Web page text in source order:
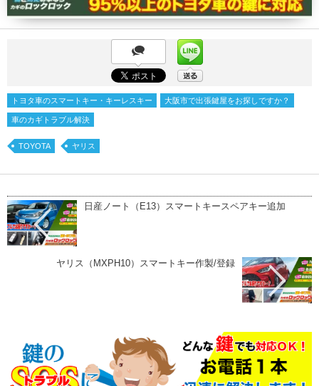
トヨタ車のスマートキー・キーレスキー 大阪市で出張鍵屋をお探しですか？
車のカギトラブル解決
TOYOTA ヤリス
日産ノート（E13）スマートキースペアキー追加
ヤリス（MXPH10）スマートキー作製/登録